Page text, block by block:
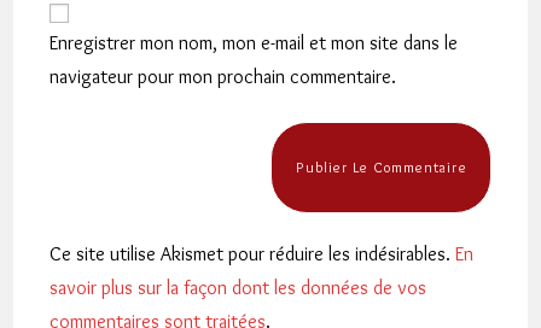
comment
votre
site
(facultatif)
Enregistrer mon nom, mon e-mail et mon site dans le
navigateur pour mon prochain commentaire.
Ce site utilise Akismet pour réduire les indésirables.En
savoir plus sur la façon dont les données de vos
commentaires sont traitées.